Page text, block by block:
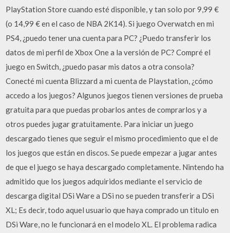
PlayStation Store cuando esté disponible, y tan solo por 9,99 €
(o 14,99 € en el caso de NBA 2K14). Si juego Overwatch en mi
PS4, ¿puedo tener una cuenta para PC? ¿Puedo transferir los
datos de mi perfil de Xbox One a la versión de PC? Compré el
juego en Switch, ¿puedo pasar mis datos a otra consola?
Conecté mi cuenta Blizzard a mi cuenta de Playstation, ¿cómo
accedo a los juegos? Algunos juegos tienen versiones de prueba
gratuita para que puedas probarlos antes de comprarlos y a
otros puedes jugar gratuitamente. Para iniciar un juego
descargado tienes que seguir el mismo procedimiento que el de
los juegos que están en discos. Se puede empezar a jugar antes
de que el juego se haya descargado completamente. Nintendo ha
admitido que los juegos adquiridos mediante el servicio de
descarga digital DSi Ware a DSi no se pueden transferir a DSi
XL; Es decir, todo aquel usuario que haya comprado un titulo en
DSi Ware, no le funcionará en el modelo XL. El problema radica